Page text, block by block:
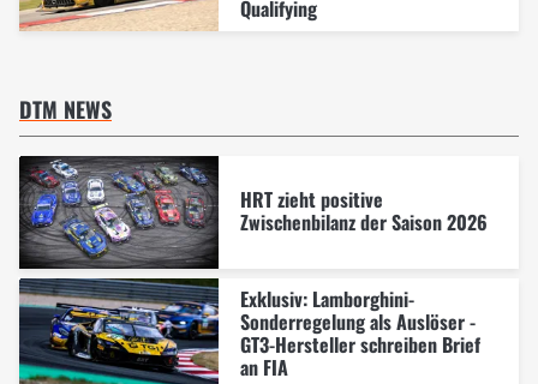
Qualifying
DTM NEWS
HRT zieht positive
Zwischenbilanz der Saison 2026
Exklusiv: Lamborghini-
Sonderregelung als Auslöser -
GT3-Hersteller schreiben Brief
an FIA